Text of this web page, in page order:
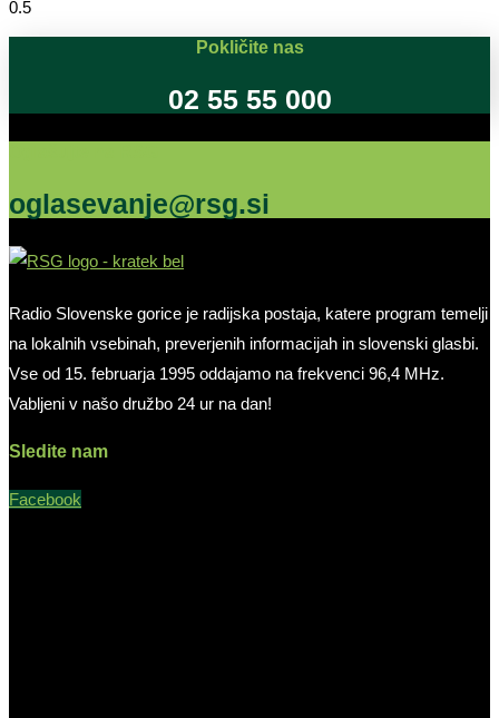
Pokličite nas
02 55 55 000
oglasevanje@rsg.si
Radio Slovenske gorice je radijska postaja, katere program temelji
na lokalnih vsebinah, preverjenih informacijah in slovenski glasbi.
Vse od 15. februarja 1995 oddajamo na frekvenci 96,4 MHz.
Vabljeni v našo družbo 24 ur na dan!
Sledite nam
Facebook